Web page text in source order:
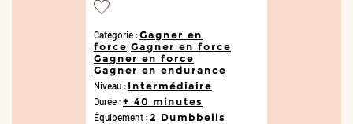
Catégorie : Gagner en
force,Gagner en force,
Gagner en force,
Gagner en endurance
Niveau : Intermédiaire
Durée : + 40 minutes
Équipement : 2 Dumbbells